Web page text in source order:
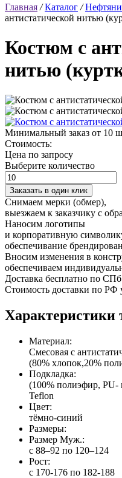
Главная /Каталог /
антистатической нитью
Костюм с
нитью
Минимальный заказ от 10
Стоимость:
Цена по запросу
Выберите количество
Заказать в один клик
Снимаем мерки (обмер),
выезжаем к заказчику с
Наносим логотипы
и корпоративную
обеспечивание
Вносим изменения в
обеспечиваем
Доставка бесплатно по
Стоимость доставки по РФ
Характеристики
Материал:
Смесовая с
(80% хлопок,20%
Подкладка:
(100% полиэфир, PU-
Teflon
Цвет:
тёмно-синий
Размеры:
Размер Муж.:
с 88–92 по 120–124
Рост:
с 170-176 по 182-188